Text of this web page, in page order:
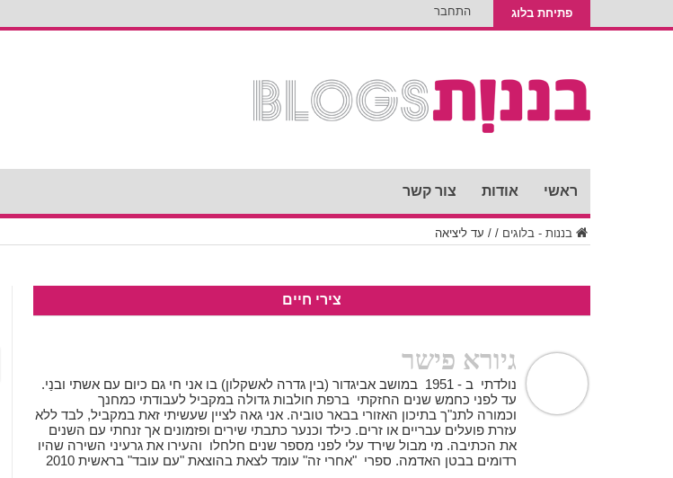
פתיחת בלוג התחבר
ראשי אודות צור קשר
בננות - בלוגים /
/ עד ליציאה
צירי חיים
גיורא פישר
נולדתי ב - 1951 במושב אביגדור (בין גדרה לאשקלון) בו אני חי גם כיום עם אשתי ובנַי.
עד לפני כחמש שנים החזקתי ברפת חולבות גדולה במקביל לעבודתי כמחנך
וכמורה לתנ"ך בתיכון האזורי בבאר טוביה. אני גאה לציין שעשיתי זאת במקביל, לבד ללא
עזרת פועלים עבריים או זרים. כילד וכנער כתבתי שירים ופזמונים אך זנחתי עם השנים
את הכתיבה. מי מבול שירד עלי לפני מספר שנים חלחלו והעירו את גרעיני השירה שהיו